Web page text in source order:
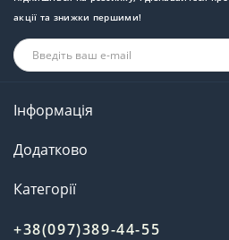
акції та знижки першими!
Інформація
Додатково
Категорії
+38(097)389-44-55